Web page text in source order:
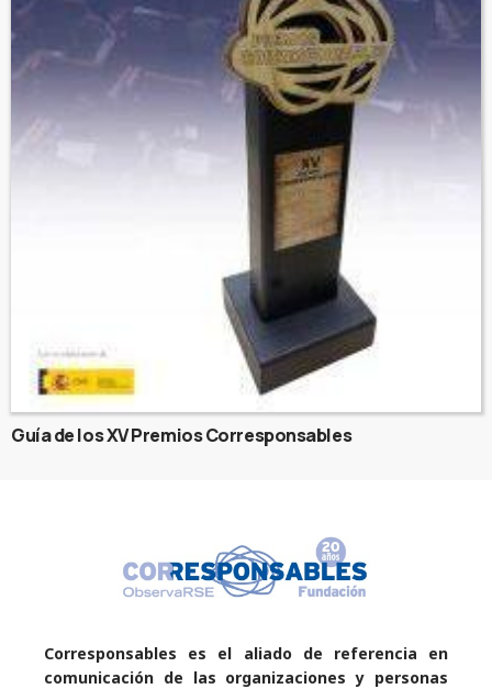
Guía de los XV Premios Corresponsables
Corresponsables es el aliado de referencia en
comunicación de las organizaciones y personas